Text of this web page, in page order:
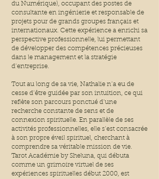
du Numérique), occupant des postes de
consultante en ingénierie et responsable de
projets pour de grands groupes français et
internationaux. Cette expérience a enrichi sa
perspective professionnelle, lui permettant
de développer des compétences précieuses
dans le management et la stratégie
d’entreprise.
Tout au long de sa vie, Nathalie n’a eu de
cesse d’être guidée par son intuition, ce qui
reflète son parcours ponctué d’une
recherche constante de sens et de
connexion spirituelle. En parallèle de ses
activités professionnelles, elle s’est consacrée
à son propre éveil spirituel, cherchant à
comprendre sa véritable mission de vie.
Tarot Académie by Sheluna, qui débuta
comme un grimoire virtuel de ses
expériences spirituelles début 2000, est